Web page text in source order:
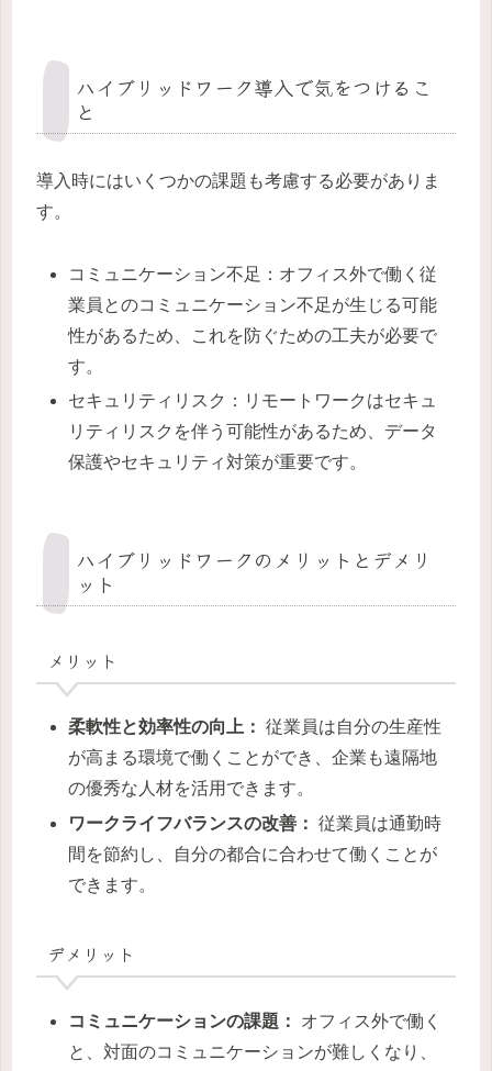
ハイブリッドワーク導入で気をつけるこ
と
導入時にはいくつかの課題も考慮する必要がありま
す。
コミュニケーション不足：オフィス外で働く従
業員とのコミュニケーション不足が生じる可能
性があるため、これを防ぐための工夫が必要で
す。
セキュリティリスク：リモートワークはセキュ
リティリスクを伴う可能性があるため、データ
保護やセキュリティ対策が重要です。
ハイブリッドワークのメリットとデメリ
ット
メリット
柔軟性と効率性の向上： 従業員は自分の生産性
が高まる環境で働くことができ、企業も遠隔地
の優秀な人材を活用できます。
ワークライフバランスの改善： 従業員は通勤時
間を節約し、自分の都合に合わせて働くことが
できます。
デメリット
コミュニケーションの課題：
オフィス外で働く
と、対面のコミュニケーションが難しくなり、